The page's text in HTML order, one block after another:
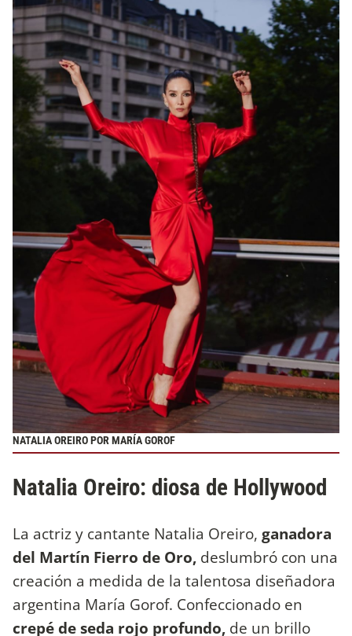
NATALIA OREIRO POR MARÍA GOROF
Natalia Oreiro: diosa de Hollywood
La actriz y cantante Natalia Oreiro, ganadora
del Martín Fierro de Oro, deslumbró con una
creación a medida de la talentosa diseñadora
argentina María Gorof. Confeccionado en
crepé de seda rojo profundo, de un brillo